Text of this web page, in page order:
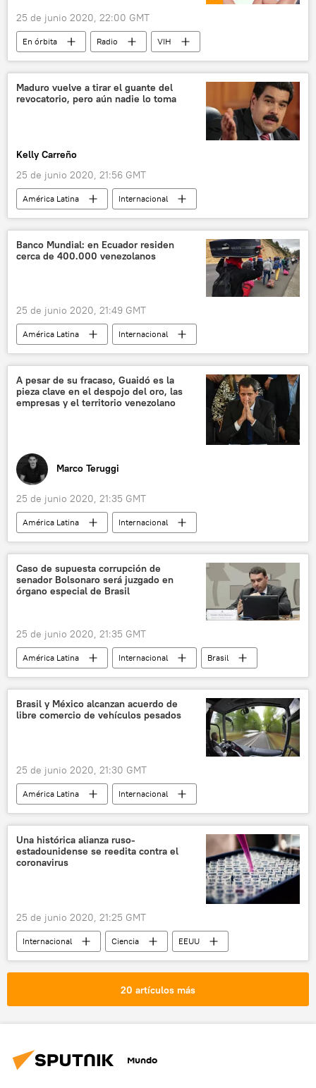
25 de junio 2020, 22:00 GMT
En órbita Radio
VIH
pandemia de coronavirus
coronavirus en América Latina
COVID-19
bebé
crímenes de lesa humanidad
Maduro vuelve a tirar el guante del
revocatorio, pero aún nadie lo toma
Kelly Carreño
25 de junio 2020, 21:56 GMT
América Latina
Internacional
Venezuela
referendo revocatorio
Nicolás Maduro
María Alejandra Díaz
noticias
Banco Mundial: en Ecuador residen
cerca de 400.000 venezolanos
25 de junio 2020, 21:49 GMT
América Latina
Internacional
Ecuador
Venezuela
Banco Mundial
migración
noticias
A pesar de su fracaso, Guaidó es la
pieza clave en el despojo del oro, las
empresas y el territorio venezolano
Marco Teruggi
25 de junio 2020, 21:35 GMT
América Latina
Internacional
política
Venezuela
Juan Guaidó
Nicolás Maduro
Jorge Arreaza
Donald Trump
EEUU
Reino Unido
bloqueo económico
bloqueo financiero
noticias
Caso de supuesta corrupción de
senador Bolsonaro será juzgado en
órgano especial de Brasil
25 de junio 2020, 21:35 GMT
América Latina Internacional
Brasil
noticias
Brasil y México alcanzan acuerdo de
libre comercio de vehículos pesados
25 de junio 2020, 21:30 GMT
América Latina
Internacional
Economía
Brasil
México
noticias
Una histórica alianza ruso-
estadounidense se reedita contra el
coronavirus
25 de junio 2020, 21:25 GMT
Internacional Ciencia
EEUU
coronavirus
polio
Rusia
vacunación noticias
20 artículos más
Mundo